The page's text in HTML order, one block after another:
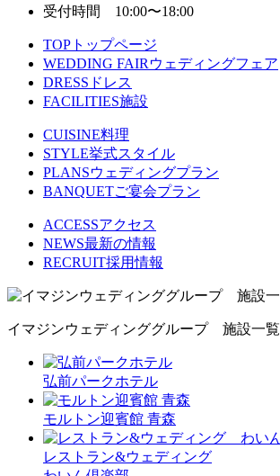
受付時間 10:00〜18:00
TOP トップページ
WEDDING FAIR ウェディングフェア
DRESS ドレス
FACILITIES施設
CUISINE料理
STYLE挙式スタイル
PLANSウェディングプラン
BANQUETご宴会プラン
ACCESSアクセス
NEWS最新の情報
RECRUIT採用情報
イマジンウェディンググループ 施設一覧
弘前パークホテル
モルトン迎賓館 青森
レストラン&ウェディング